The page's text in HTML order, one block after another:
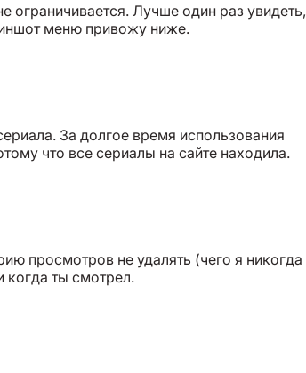
ограничивается. Лучше один раз увидеть,
меню привожу ниже.
За долгое время использования
что все сериалы на сайте находила.
просмотров не удалять (чего я никогда
когда ты смотрел.